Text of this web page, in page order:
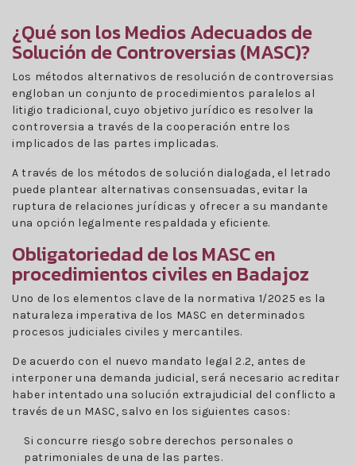
¿Qué son los Medios Adecuados de
Solución de Controversias (MASC)?
Los métodos alternativos de resolución de controversias
engloban un conjunto de procedimientos paralelos al
litigio tradicional, cuyo objetivo jurídico es resolver la
controversia a través de la cooperación entre los
implicados de las partes implicadas.
A través de los métodos de solución dialogada, el letrado
puede plantear alternativas consensuadas, evitar la
ruptura de relaciones jurídicas y ofrecer a su mandante
una opción legalmente respaldada y eficiente.
Obligatoriedad de los MASC en
procedimientos civiles en Badajoz
Uno de los elementos clave de la normativa 1/2025 es la
naturaleza imperativa de los MASC en determinados
procesos judiciales civiles y mercantiles.
De acuerdo con el nuevo mandato legal 2.2, antes de
interponer una demanda judicial, será necesario acreditar
haber intentado una solución extrajudicial del conflicto a
través de un MASC, salvo en los siguientes casos:
Si concurre riesgo sobre derechos personales o
patrimoniales de una de las partes.